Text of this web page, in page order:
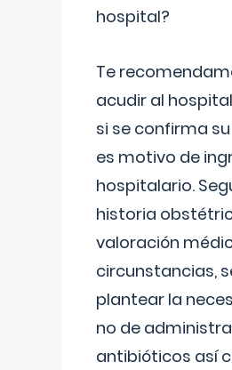
hospital?
Te
acudir al
si se confirma
es motivo de
hospitalario.
historia
valoración
circunstancias,
plantear la
no de
antibióticos así